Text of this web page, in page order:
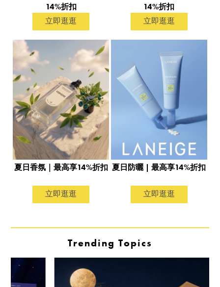
14%折扣
立即逛逛
14%折扣
立即逛逛
夏日香氛｜最高享14%折扣
立即逛逛
夏日防曬 | 最高享14%折扣
立即逛逛
Trending Topics